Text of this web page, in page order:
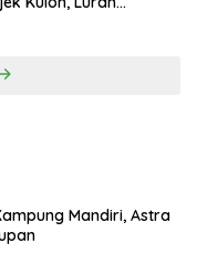
Mandiri, Astra